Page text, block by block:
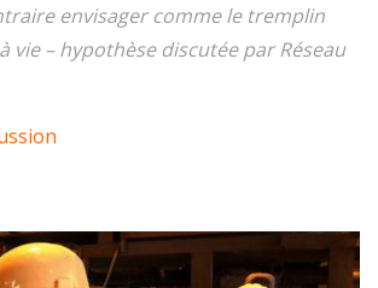
envisager comme le tremplin
vie – hypothèse discutée par Réseau